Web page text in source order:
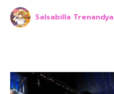
Salsabilla Trenandya